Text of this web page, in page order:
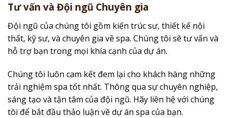
Tư vấn và Đội ngũ Chuyên gia
Đội ngũ của chúng tôi gồm kiến trúc sư, thiết kế nội
thất, kỹ sư, và chuyên gia về spa. Chúng tôi sẽ tư vấn và
hỗ trợ bạn trong mọi khía cạnh của dự án.
Chúng tôi luôn cam kết đem lại cho khách hàng những
trải nghiệm spa tốt nhất. Thông qua sự chuyên nghiệp,
sáng tạo và tận tâm của đội ngũ. Hãy liên hệ với chúng
tôi để bắt đầu thảo luận về dự án spa của bạn.